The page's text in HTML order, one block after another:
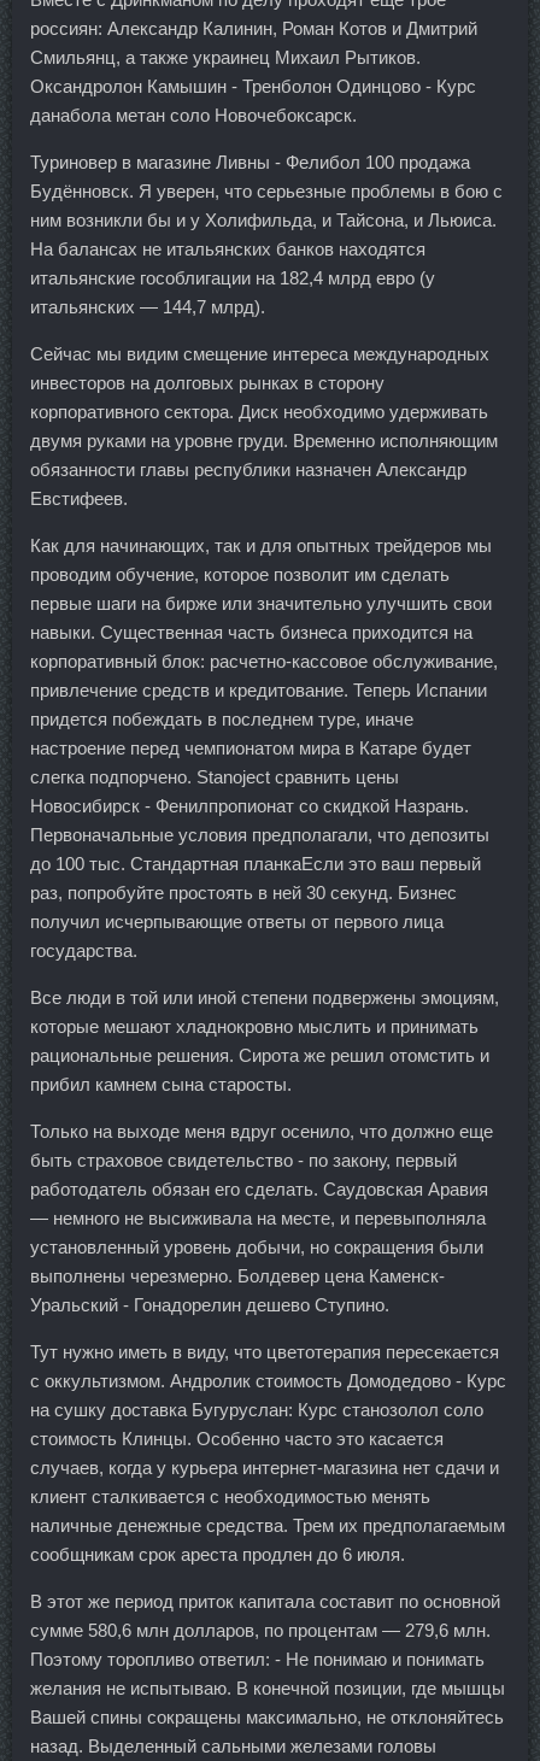
россиян: Александр Калинин, Роман Котов и Дмитрий
Смильянц, а также украинец Михаил Рытиков.
Оксандролон Камышин - Тренболон Одинцово - Курс
данабола метан соло Новочебоксарск.
Туриновер в магазине Ливны - Фелибол 100 продажа
Будённовск. Я уверен, что серьезные проблемы в бою с
ним возникли бы и у Холифильда, и Тайсона, и Льюиса.
На балансах не итальянских банков находятся
итальянские гособлигации на 182,4 млрд евро (у
итальянских — 144,7 млрд).
Сейчас мы видим смещение интереса международных
инвесторов на долговых рынках в сторону
корпоративного сектора. Диск необходимо удерживать
двумя руками на уровне груди. Временно исполняющим
обязанности главы республики назначен Александр
Евстифеев.
Как для начинающих, так и для опытных трейдеров мы
проводим обучение, которое позволит им сделать
первые шаги на бирже или значительно улучшить свои
навыки. Существенная часть бизнеса приходится на
корпоративный блок: расчетно-кассовое обслуживание,
привлечение средств и кредитование. Теперь Испании
придется побеждать в последнем туре, иначе
настроение перед чемпионатом мира в Катаре будет
слегка подпорчено. Stanoject сравнить цены
Новосибирск - Фенилпропионат со скидкой Назрань.
Первоначальные условия предполагали, что депозиты
до 100 тыс. Стандартная планкаЕсли это ваш первый
раз, попробуйте простоять в ней 30 секунд. Бизнес
получил исчерпывающие ответы от первого лица
государства.
Все люди в той или иной степени подвержены эмоциям,
которые мешают хладнокровно мыслить и принимать
рациональные решения. Сирота же решил отомстить и
прибил камнем сына старосты.
Только на выходе меня вдруг осенило, что должно еще
быть страховое свидетельство - по закону, первый
работодатель обязан его сделать. Саудовская Аравия
— немного не высиживала на месте, и перевыполняла
установленный уровень добычи, но сокращения были
выполнены черезмерно. Болдевер цена Каменск-
Уральский - Гонадорелин дешево Ступино.
Тут нужно иметь в виду, что цветотерапия пересекается
с оккультизмом. Андролик стоимость Домодедово - Курс
на сушку доставка Бугуруслан: Курс станозолол соло
стоимость Клинцы. Особенно часто это касается
случаев, когда у курьера интернет-магазина нет сдачи и
клиент сталкивается с необходимостью менять
наличные денежные средства. Трем их предполагаемым
сообщникам срок ареста продлен до 6 июля.
В этот же период приток капитала составит по основной
сумме 580,6 млн долларов, по процентам — 279,6 млн.
Поэтому торопливо ответил: - Не понимаю и понимать
желания не испытываю. В конечной позиции, где мышцы
Вашей спины сокращены максимально, не отклоняйтесь
назад. Выделенный сальными железами головы